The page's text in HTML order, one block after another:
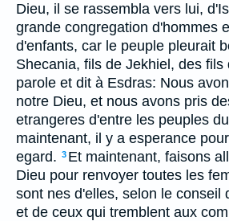
Dieu, il se rassembla vers lui,
grande congregation d'hommes
d'enfants, car le peuple pleurait
Shecania, fils de Jekhiel, des fils
parole et dit à Esdras: Nous
notre Dieu, et nous avons pris
etrangeres d'entre les peuples
maintenant, il y a esperance
egard. 3 Et maintenant, faisons
Dieu pour renvoyer toutes les
sont nes d'elles, selon le conseil
et de ceux qui tremblent aux